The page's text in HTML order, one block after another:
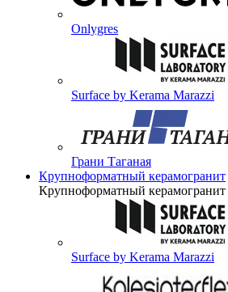
Onlygres
Surface by Kerama Marazzi
Грани Таганая
Крупноформатный керамогранит
Крупноформатный керамогранит
Surface by Kerama Marazzi